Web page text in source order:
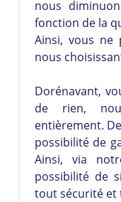
nous
fonction de la
Ainsi, vous ne
nous
Dorénavant,
de rien,
entièrement.
possibilité de
Ainsi, via
possibilité de
tout sécurité et